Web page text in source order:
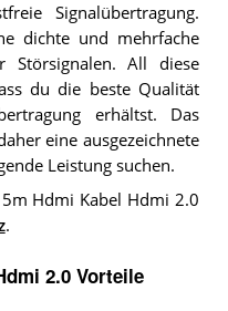
Signalübertragung.
dichte und mehrfache
Störsignalen. All diese
du die beste Qualität
erhältst. Das
eine ausgezeichnete
Leistung suchen.
Hdmi Kabel Hdmi 2.0
.
2.0 Vorteile